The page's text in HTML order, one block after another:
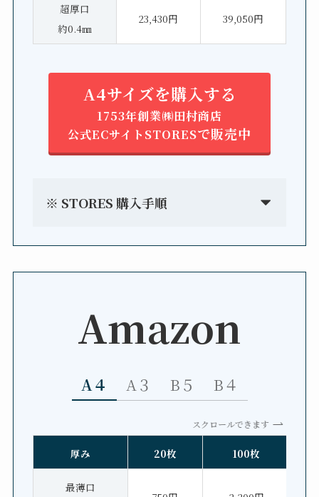
超厚口
約0.4㎜
23,430円 39,050円
A4サイズを購入する
1753年創業㈱田村商店
公式ECサイトSTORESで販売中
※ STORES 購入手順
Amazon
A４ A３ B５ B４
スクロールできます
厚み 20枚 100枚
最薄口